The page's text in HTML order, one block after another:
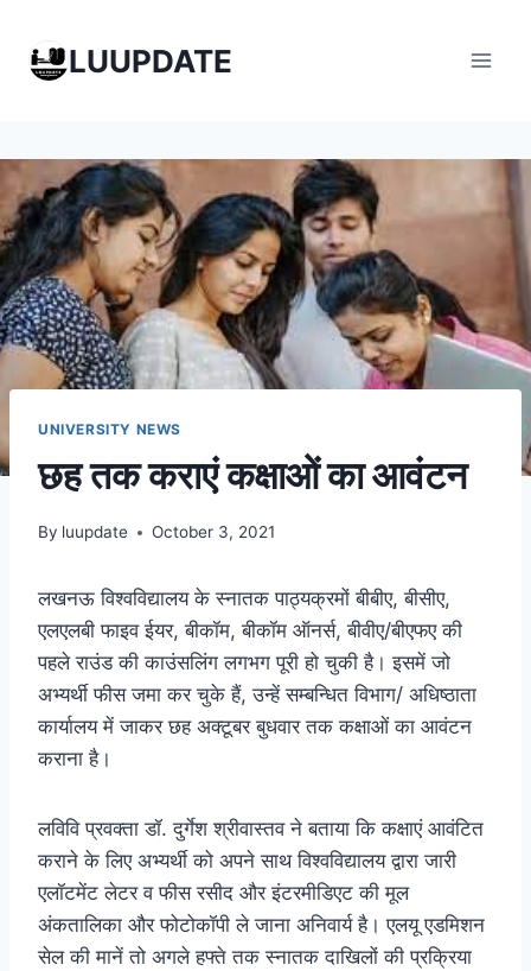
contentLUUPDATE
UNIVERSITY NEWS
छह तक कराएं कक्षाओं का आवंटन
By luupdate October 3, 2021
लखनऊ विश्वविद्यालय के स्नातक पाठ्यक्रमों बीबीए, बीसीए,
एलएलबी फाइव ईयर, बीकॉम, बीकॉम ऑनर्स, बीवीए/बीएफए की
पहले राउंड की काउंसलिंग लगभग पूरी हो चुकी है। इसमें जो
अभ्यर्थी फीस जमा कर चुके हैं, उन्हें सम्बन्धित विभाग/ अधिष्ठाता
कार्यालय में जाकर छह अक्टूबर बुधवार तक कक्षाओं का आवंटन
कराना है।
लविवि प्रवक्ता डॉ. दुर्गेश श्रीवास्तव ने बताया कि कक्षाएं आवंटित
कराने के लिए अभ्यर्थी को अपने साथ विश्वविद्यालय द्वारा जारी
एलॉटमेंट लेटर व फीस रसीद और इंटरमीडिएट की मूल
अंकतालिका और फोटोकॉपी ले जाना अनिवार्य है। एलयू एडमिशन
सेल की मानें तो अगले हफ्ते तक स्नातक दाखिलों की प्रक्रिया